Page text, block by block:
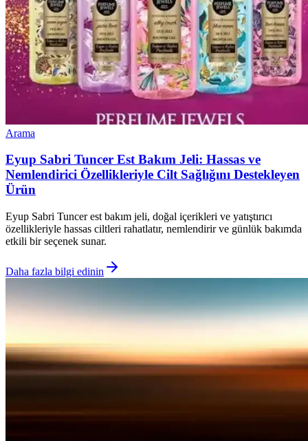
Arama
Eyup Sabri Tuncer Est Bakım Jeli: Hassas ve
Nemlendirici Özellikleriyle Cilt Sağlığını Destekleyen
Ürün
Eyup Sabri Tuncer est bakım jeli, doğal içerikleri ve yatıştırıcı
özellikleriyle hassas ciltleri rahatlatır, nemlendirir ve günlük bakımda
etkili bir seçenek sunar.
Daha fazla bilgi edinin